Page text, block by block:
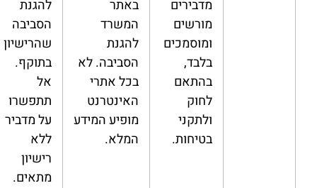
מדבירים
מורשים
ומוסמכים
בלבד,
בהתאם
לחוק
ולתקני
בטיחות.
באתר
המשרד
להגנת
הסביבה. לא
בכל אתרי
האינטרנט
מופיע המידע
המלא.
להגנת
הסביבה
שהרישיון
בתוקף.
אל
תתפשרו
על מדביר
ללא
רישיון
מתאים.